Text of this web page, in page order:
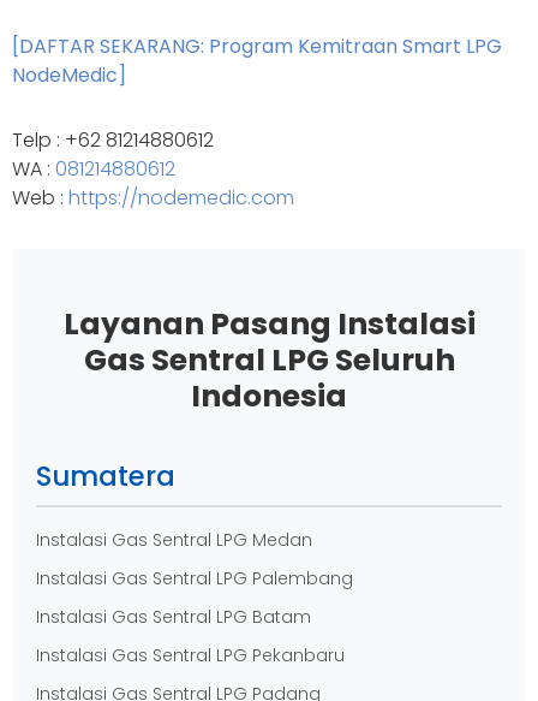
[DAFTAR SEKARANG: Program Kemitraan Smart LPG
NodeMedic]
Telp : +62 81214880612
WA : 081214880612
Web : https://nodemedic.com
Layanan Pasang Instalasi
Gas Sentral LPG Seluruh
Indonesia
Sumatera
Instalasi Gas Sentral LPG Medan
Instalasi Gas Sentral LPG Palembang
Instalasi Gas Sentral LPG Batam
Instalasi Gas Sentral LPG Pekanbaru
Instalasi Gas Sentral LPG Padang